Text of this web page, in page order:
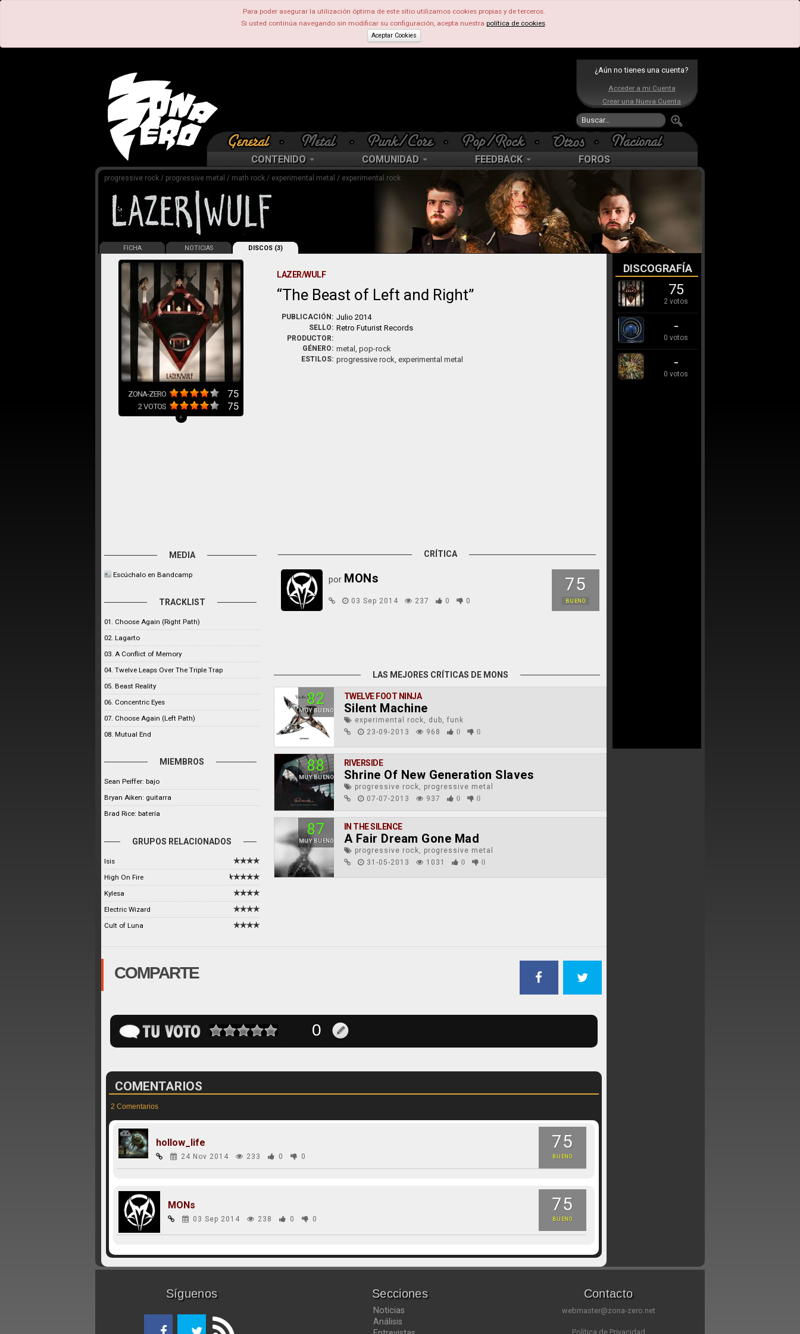
Para poder asegurar la utilización óptima de este sitio utilizamos cookies propias y de terceros.
Si usted continúa navegando sin modificar su configuración, acepta nuestra política de cookies.
Aceptar Cookies
¿Aún no tienes una cuenta?
Acceder a mi Cuenta
Crear una Nueva Cuenta
CONTENIDO COMUNIDAD FEEDBACK FOROS
progressive rock / progressive metal / math rock / experimental metal / experimental rock
FICHA NOTICIAS DISCOS (3)
ZONA-ZERO 75
2VOTOS 75
+
LAZER/WULF
The Beast of Left and Right
PUBLICACIÓN: Julio 2014
SELLO: Retro Futurist Records
PRODUCTOR:
GÉNERO: metal, pop-rock
ESTILOS: progressive rock, experimental metal
MEDIA
Escúchalo en Bandcamp
TRACKLIST
01. Choose Again (Right Path)
02. Lagarto
03. A Conflict of Memory
04. Twelve Leaps Over The Triple Trap
05. Beast Reality
06. Concentric Eyes
07. Choose Again (Left Path)
08. Mutual End
MIEMBROS
Sean Peiffer: bajo
Bryan Aiken: guitarra
Brad Rice: batería
GRUPOS RELACIONADOS
Isis
High On Fire
Kylesa
Electric Wizard
Cult of Luna
CRÍTICA
75
BUENO
por MONs
03 Sep 2014 237 0 0
LAS MEJORES CRÍTICAS DE MONS
82
MUY BUENO
TWELVE FOOT NINJA
Silent Machine
experimental rock, dub, funk
23-09-2013
968 0 0
88
MUY BUENO
RIVERSIDE
Shrine Of New Generation Slaves
progressive rock, progressive metal
07-07-2013
937 0 0
87
MUY BUENO
IN THE SILENCE
A Fair Dream Gone Mad
progressive rock, progressive metal
31-05-2013
1031 0 0
COMPARTE
COMENTARIOS
2 Comentarios
75
BUENO
hollow_life
24 Nov 2014 233 0 0
75
BUENO
MONs
03 Sep 2014 238 0 0
DISCOGRAFÍA
75
2 votos
-
0 votos
-
0 votos
Síguenos Secciones
Noticias
Análisis
Contacto
webmaster@zona-zero.net
Política de Privacidad